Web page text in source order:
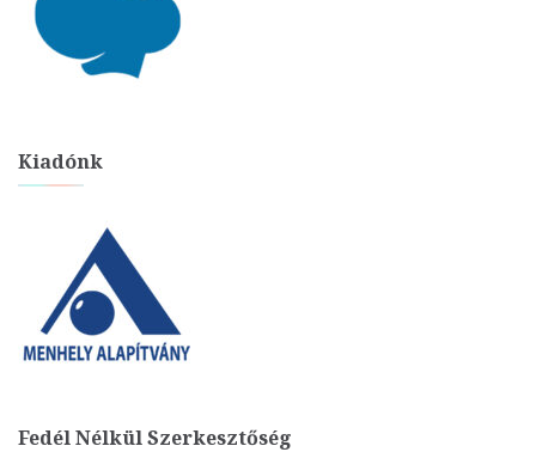
Kiadónk
Fedél Nélkül Szerkesztőség